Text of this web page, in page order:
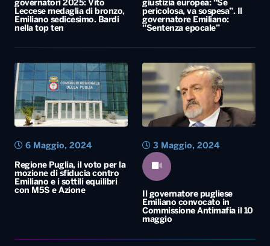
Regione Puglia, il voto per la
mozione di sfiducia contro
Emiliano e i sottili equilibri
con M5S e Azione
6 Maggio, 2024
Il governatore pugliese
Emiliano convocato in
Commissione Antimafia il 10
maggio
3 Maggio, 2024
Regione, Pd nella
bufera: Schlein
“ordina” a Emiliano
l’azzeramento della